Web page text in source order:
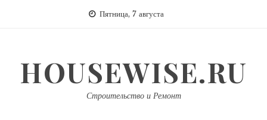
Пятница, 7 августа
HOUSEWISE.RU
Строительство и Ремонт